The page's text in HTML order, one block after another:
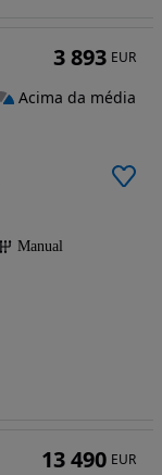
Manual
3 893 EUR
Acima da média
13 490 EUR